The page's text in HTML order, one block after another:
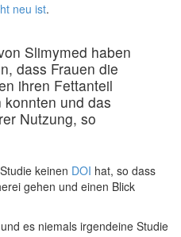
neu ist.
Slimymed haben
dass Frauen die
ihren Fettanteil
und das
Nutzung, so
keinen DOI hat, so dass
gehen und einen Blick
es niemals irgendeine Studie